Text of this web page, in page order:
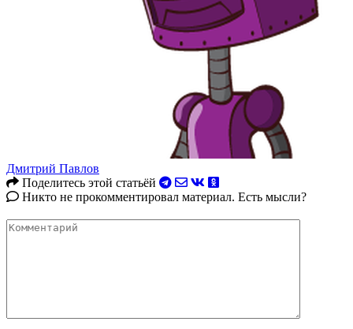
Дмитрий Павлов
Поделитесь этой статьёй
Никто не прокомментировал материал. Есть мысли?